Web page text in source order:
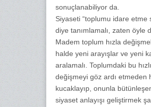
sonuçlanabiliyor da.
Siyaseti “toplumu idare etme
diye tanımlamalı, zaten öyle
Madem toplum hızla
halde yeni arayışlar ve yeni
aralamalı. Toplumdaki bu hızlı
değişmeyi göz ardı etmeden
kucaklayıp, onunla
siyaset anlayışı geliştirmek